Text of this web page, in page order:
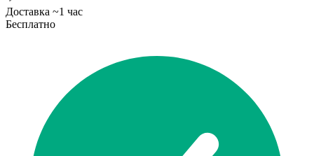
Доставка ~1 час
Бесплатно